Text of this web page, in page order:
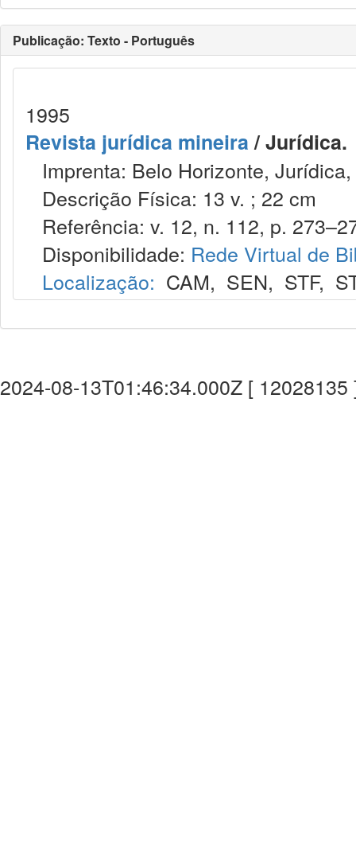
Publicação: Texto - Português
1995
Revista jurídica mineira/ Jurídica.
Imprenta: Belo Horizonte,
Descrição Física: 13 v. ; 22 cm
Referência: v. 12, n. 112, p.
Disponibilidade: Rede Virtual de
Localização: CAM, SEN, STF,
2024-08-13T01:46:34.000Z [ 12028135